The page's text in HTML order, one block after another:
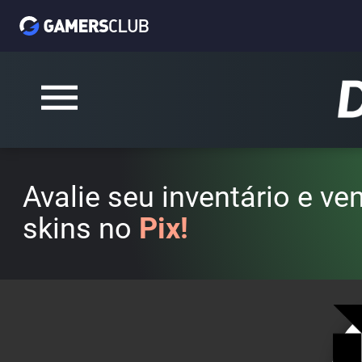
Avalie seu inventário e
skins no Pix!